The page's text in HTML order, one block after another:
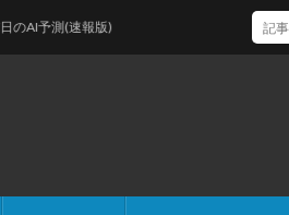
予測(速報版)